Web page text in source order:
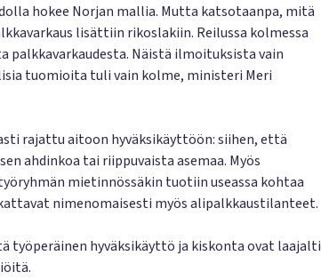
hokee Norjan mallia. Mutta katsotaanpa, mitä
lisättiin rikoslakiin. Reilussa kolmessa
palkkavarkaudesta. Näistä ilmoituksista vain
tuomioita tuli vain kolme, ministeri Meri
rajattu aitoon hyväksikäyttöön: siihen, että
ahdinkoa tai riippuvaista asemaa. Myös
mietinnössäkin tuotiin useassa kohtaa
nimenomaisesti myös alipalkkaustilanteet.
työperäinen hyväksikäyttö ja kiskonta ovat laajalti